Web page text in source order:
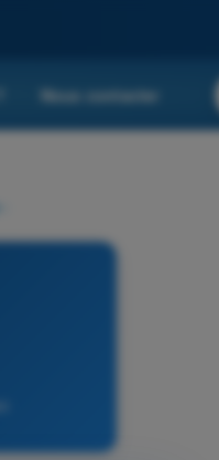
Nous contacter